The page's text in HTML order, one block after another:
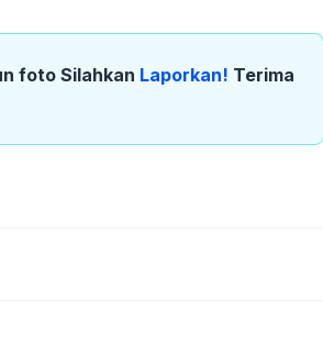
foto Silahkan Laporkan! Terima